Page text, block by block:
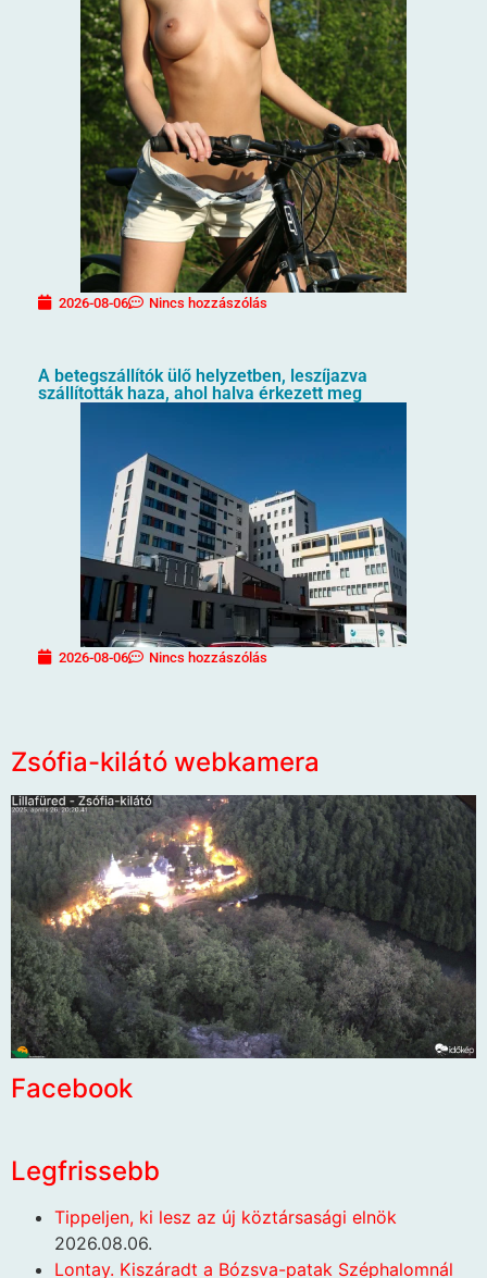
2026-08-06 Nincs hozzászólás
A betegszállítók ülő helyzetben, leszíjazva
szállították haza, ahol halva érkezett meg
2026-08-06 Nincs hozzászólás
Zsófia-kilátó webkamera
Facebook
Legfrissebb
Tippeljen, ki lesz az új köztársasági elnök
2026.08.06.
Lontay. Kiszáradt a Bózsva-patak Széphalomnál